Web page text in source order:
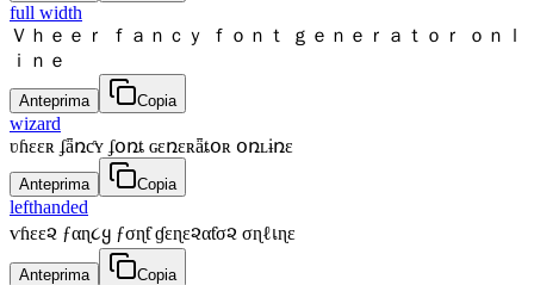
full width
Ｖｈｅｅｒ ｆａｎｃｙ ｆｏｎｔ ｇｅｎｅｒａｔｏｒ ｏｎｌ
ｉｎｅ
Anteprima Copia
wizard
ʋɦɛɛʀ ʄǟռƈʏ ʄօռȶ ɢɛռɛʀǟȶօʀ օռʟɨռɛ
Anteprima Copia
lefthanded
ѵɦεε૨ ƒαɳ૮ყ ƒσɳƭ ɠεɳε૨αƭσ૨ σɳℓเɳε
Anteprima Copia